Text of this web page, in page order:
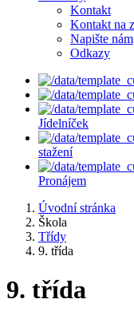
Kontakt
Kontakt na
Napište nám
Odkazy
Jídelníček
stažení
Pronájem
Úvodní stránka
Škola
Třídy
9. třída
9. třída